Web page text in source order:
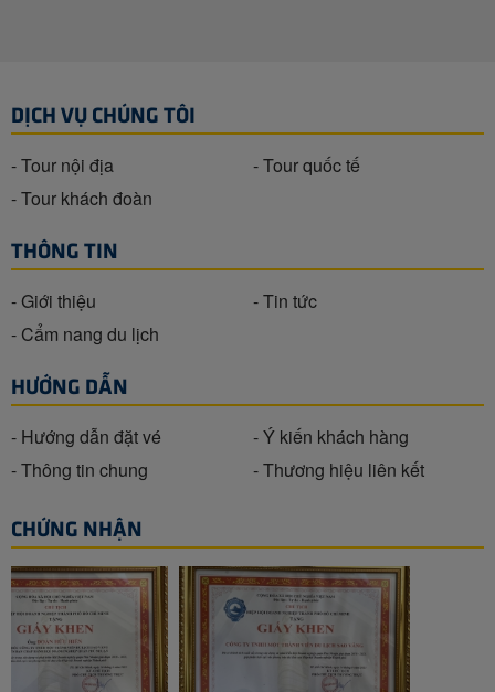
DỊCH VỤ CHÚNG TÔI
- Tour nội địa
- Tour quốc tế
- Tour khách đoàn
THÔNG TIN
- Giới thiệu
- Tin tức
- Cẩm nang du lịch
HƯỚNG DẪN
- Hướng dẫn đặt vé
- Ý kiến khách hàng
- Thông tin chung
- Thương hiệu liên kết
CHỨNG NHẬN